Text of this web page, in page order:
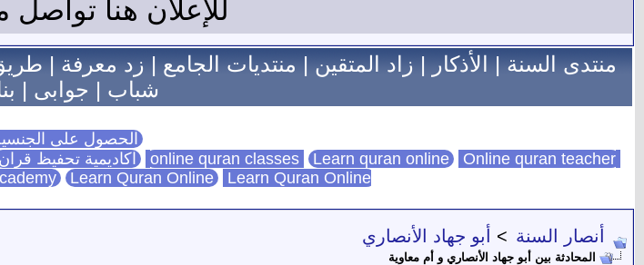
للإعلان هنا تواصل
منتدى السنة|الأذكار|زاد المتقين|منتديات الجامع|زد معرفة|
شباب | جوابى |
الحصول على
Learn quran online Online quran teacher اكاديمية تحفيظ
Learn Quran Online Learn Quran Online
أنصار السنة > أبو جهاد الأنصاري
المحادثة بين أبو جهاد الأنصاري و أم معاوية